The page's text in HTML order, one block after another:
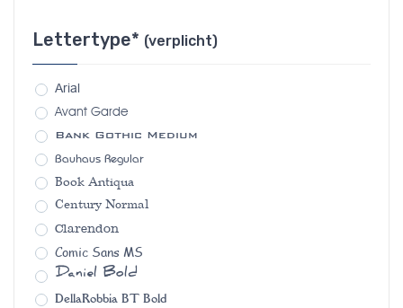
Lettertype* (verplicht)
Arial
Avant Garde
Bank Gothic Medium
Bauhaus Regular
Book Antiqua
Century Normal
Clarendon
Comic Sans MS
Daniel Bold
DellaRobbia BT Bold